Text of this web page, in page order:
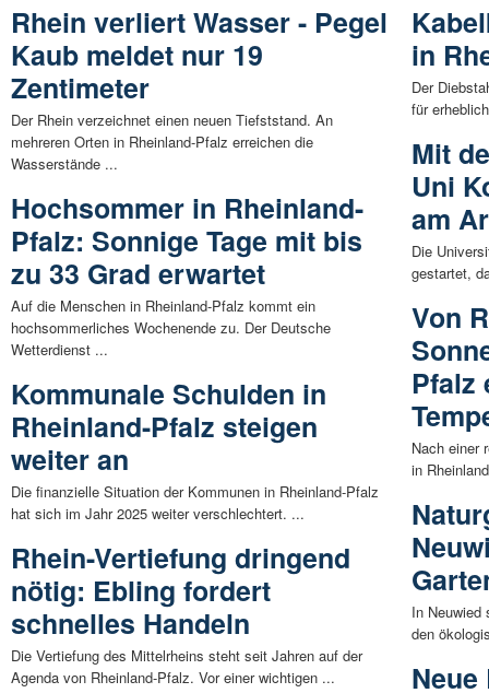
Rhein verliert Wasser - Pegel
Kaub meldet nur 19
Zentimeter
Der Rhein verzeichnet einen neuen Tiefststand. An
mehreren Orten in Rheinland-Pfalz erreichen die
Wasserstände ...
Hochsommer in Rheinland-
Pfalz: Sonnige Tage mit bis
zu 33 Grad erwartet
Auf die Menschen in Rheinland-Pfalz kommt ein
hochsommerliches Wochenende zu. Der Deutsche
Wetterdienst ...
Kommunale Schulden in
Rheinland-Pfalz steigen
weiter an
Die finanzielle Situation der Kommunen in Rheinland-Pfalz
hat sich im Jahr 2025 weiter verschlechtert. ...
Rhein-Vertiefung dringend
nötig: Ebling fordert
schnelles Handeln
Die Vertiefung des Mittelrheins steht seit Jahren auf der
Agenda von Rheinland-Pfalz. Vor einer wichtigen ...
in
Der
für
Mit
Uni
am
Die
gestartet,
Von
Pfalz
Nach einer
in
In Neuwied
den